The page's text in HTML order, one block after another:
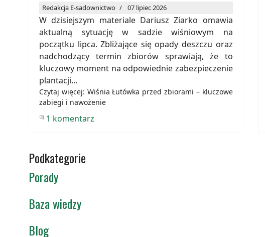
Redakcja E-sadownictwo 07 lipiec 2026
W dzisiejszym materiale Dariusz Ziarko omawia
aktualną sytuację w sadzie wiśniowym na
początku lipca. Zbliżające się opady deszczu oraz
nadchodzący termin zbiorów sprawiają, że to
kluczowy moment na odpowiednie zabezpieczenie
plantacji...
Czytaj więcej: Wiśnia Łutówka przed zbiorami – kluczowe
zabiegi i nawożenie
1 komentarz
Podkategorie
Porady
Baza wiedzy
Blog